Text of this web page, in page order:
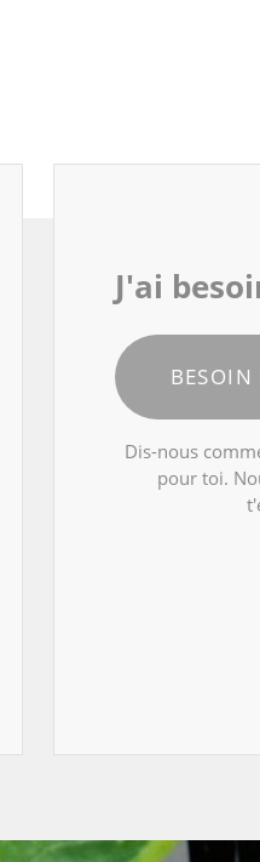
J'ai
BESOIN
Dis-nous
pour toi.